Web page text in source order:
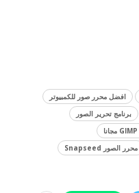
افضل محرر صور للكمبيوتر
برنامج تحرير الصور
محرر الصور Snapseed